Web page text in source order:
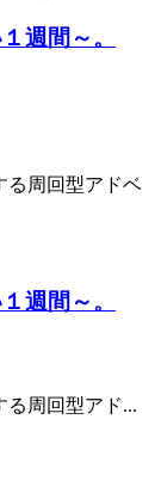
週間～。
る周回型アドベ
週間～。
る周回型アド...